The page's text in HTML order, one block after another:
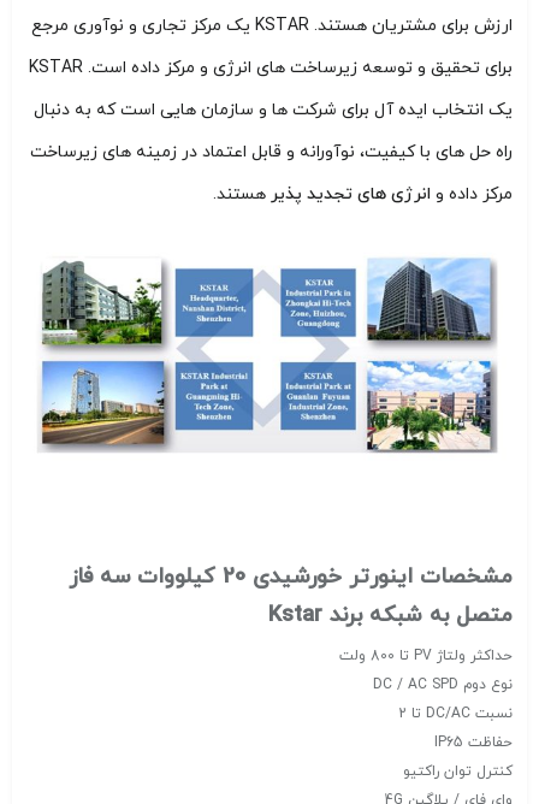
ارزش برای مشتریان هستند. KSTAR یک مرکز تجاری و نوآوری مرجع
برای تحقیق و توسعه زیرساخت های انرژی و مرکز داده است. KSTAR
یک انتخاب ایده آل برای شرکت ها و سازمان هایی است که به دنبال
راه حل های با کیفیت، نوآورانه و قابل اعتماد در زمینه های زیرساخت
مرکز داده و انرژی های تجدید پذیر هستند.
مشخصات اینورتر خورشیدی 20 کیلووات سه فاز
متصل به شبکه برند Kstar
حداکثر ولتاژ PV تا 800 ولت
نوع دوم DC / AC SPD
نسبت DC/AC تا 2
حفاظت IP65
کنترل توان راکتیو